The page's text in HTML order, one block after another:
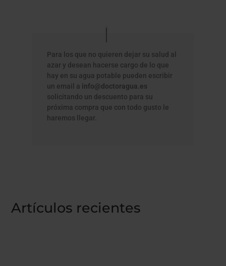
Para los que no quieren dejar su salud al
azar y desean hacerse cargo de lo que
hay en su agua potable pueden escribir
un email a info@doctoragua.es
solicitando un descuento para su
próxima compra que con todo gusto le
haremos llegar.
Artículos recientes